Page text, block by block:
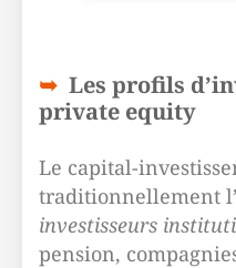
Les profils
private equity
Le capital-
traditionnellement
investisseurs
pension,